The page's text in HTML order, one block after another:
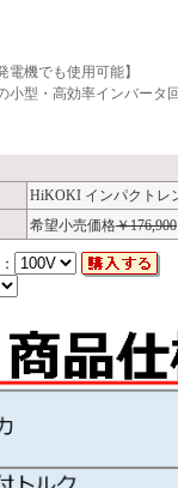
電機でも使用可能】
小型・高効率インバー
HiKOKI インパクトレ
希望小売価格￥176,900